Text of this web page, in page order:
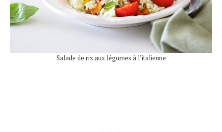
Salade de riz aux légumes à l’italienne